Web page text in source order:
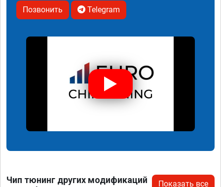
Позвонить Telegram
Чип тюнинг других модификаций
Показать все